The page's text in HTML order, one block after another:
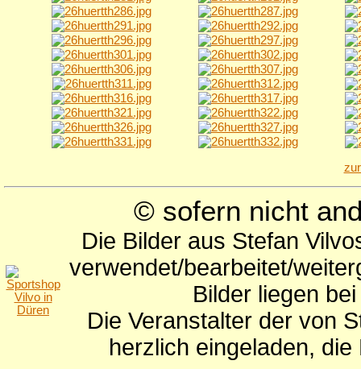
© sofern nicht
Die Bilder aus Stefan
verwendet/bearbeitet/
Bilder liegen
Die Veranstalter der von
herzlich eingeladen,